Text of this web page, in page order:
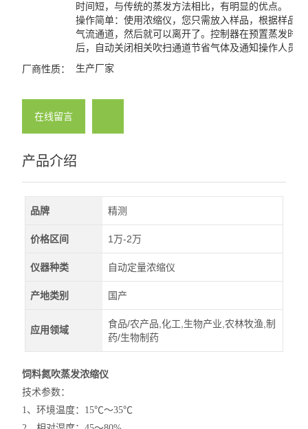
时间短，与传统的蒸发方法相比，有明显的优点。
操作简单：使用浓缩仪，您只需放入样品，根据样品
气流通道，然后就可以离开了。控制器在预置蒸发时
后，自动关闭相关吹扫通道节省气体及通知操作人员。
厂商性质： 生产厂家
在线留言
产品介绍
品牌 精测
价格区间 1万-2万
仪器种类 自动定量浓缩仪
产地类别 国产
应用领域
食品/农产品,化工,生物产业,农林牧渔,制
药/生物制药
饲料氮吹蒸发浓缩仪
技术参数：
1、环境温度：15℃～35℃